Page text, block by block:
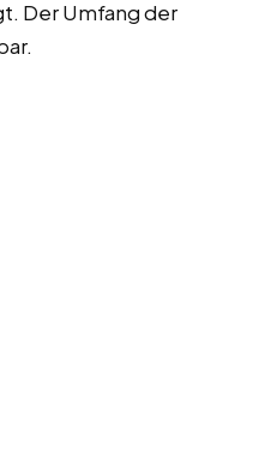
Der Umfang der